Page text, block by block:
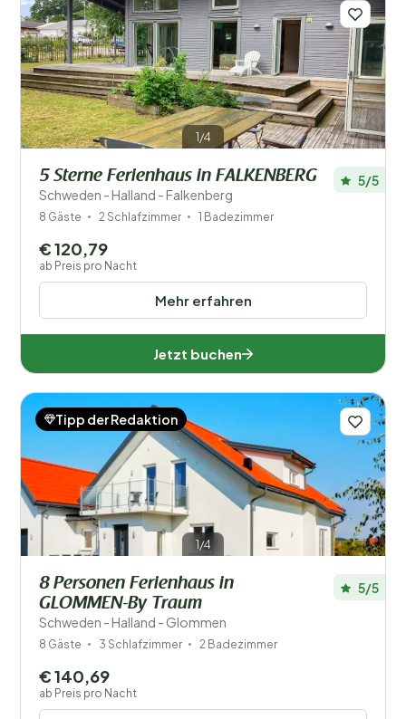
1/4
5 Sterne Ferienhaus in FALKENBERG
Schweden - Halland - Falkenberg
5/5
8 Gäste 2 Schlafzimmer 1 Badezimmer
Mehr erfahren
€ 120,79
ab Preis pro Nacht
Jetzt buchen
1/4
Tipp der Redaktion
8 Personen Ferienhaus in
GLOMMEN-By Traum
Schweden - Halland - Glommen
5/5
8 Gäste 3 Schlafzimmer 2 Badezimmer
€ 140,69
ab Preis pro Nacht